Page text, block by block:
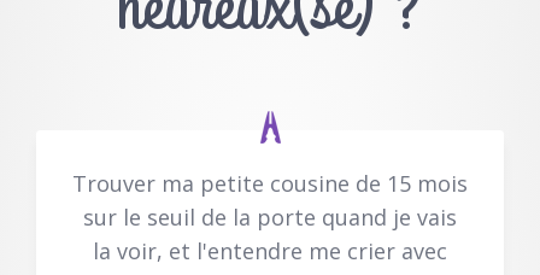
Trouver ma petite cousine de 15 mois
sur le seuil de la porte quand je vais
la voir, et l'entendre me crier avec